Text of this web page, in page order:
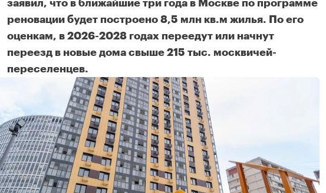
заявил, что в ближайшие три года в Москве по программе
реновации будет построено 8,5 млн кв.м жилья. По его
оценкам, в 2026-2028 годах переедут или начнут
переезд в новые дома свыше 215 тыс. москвичей-
переселенцев.
Новые рекорды реновации